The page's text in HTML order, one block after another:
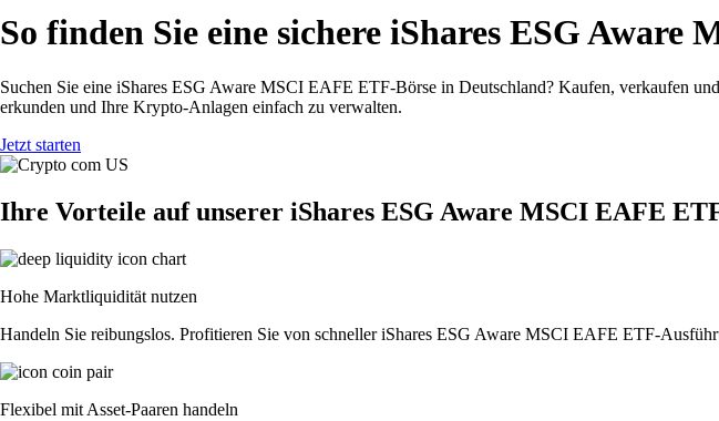
So finden Sie eine sichere iShares ESG Aware
Suchen Sie eine iShares ESG Aware MSCI EAFE ETF-Börse in Deutschland? Kaufen, verkaufen
erkunden und Ihre Krypto-Anlagen einfach zu verwalten.
Jetzt starten
Ihre Vorteile auf unserer iShares ESG Aware MSCI EAFE
Hohe Marktliquidität nutzen
Handeln Sie reibungslos. Profitieren Sie von schneller iShares ESG Aware MSCI EAFE ETF-
Flexibel mit Asset-Paaren handeln